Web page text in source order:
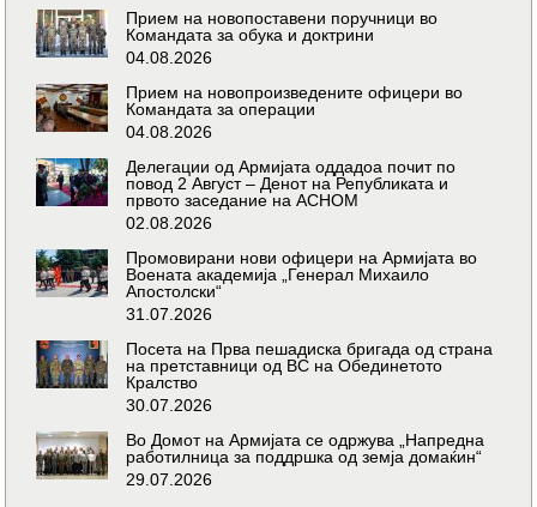
Прием на новопоставени поручници во
Командата за обука и доктрини
04.08.2026
Прием на новопроизведените офицери во
Командата за операции
04.08.2026
Делегации од Армијата оддадоа почит по
повод 2 Август – Денот на Републиката и
првото заседание на АСНОМ
02.08.2026
Промовирани нови офицери на Армијата во
Воената академија „Генерал Михаило
Апостолски“
31.07.2026
Посета на Прва пешадиска бригада од страна
на претставници од ВС на Обединетото
Кралство
30.07.2026
Во Домот на Армијата се одржува „Напредна
работилница за поддршка од земја домаќин“
29.07.2026